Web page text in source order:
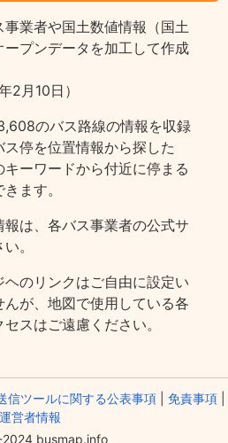
業者や国土数値情報（国土
プンデータを加工して作成
2月10日）
のバス路線の情報を収録
停を位置情報から探した
ーワードから付近に停まる
ます。
は、各バス事業者の公式サ
。
のリンクはご自由に設定い
が、地図で使用している各
スはご遠慮ください。
信ツールに関する公表事項| 免責事項|
運営者情報
busmap.info